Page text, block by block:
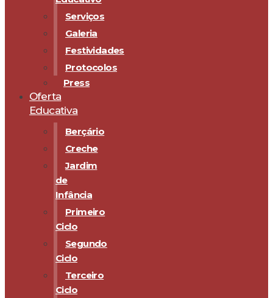
Serviços
Galeria
Festividades
Protocolos
Press
Oferta
Educativa
Berçário
Creche
Jardim
de
Infância
Primeiro
Ciclo
Segundo
Ciclo
Terceiro
Ciclo